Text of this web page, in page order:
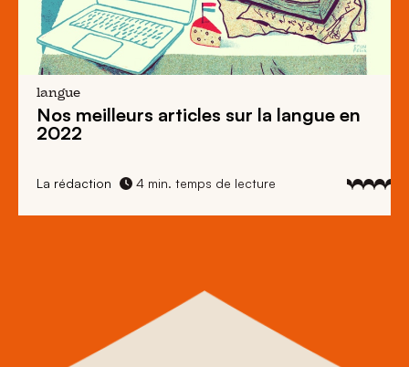
langue
Nos meilleurs articles sur la langue en
2022
La rédaction 4 min. temps de lecture